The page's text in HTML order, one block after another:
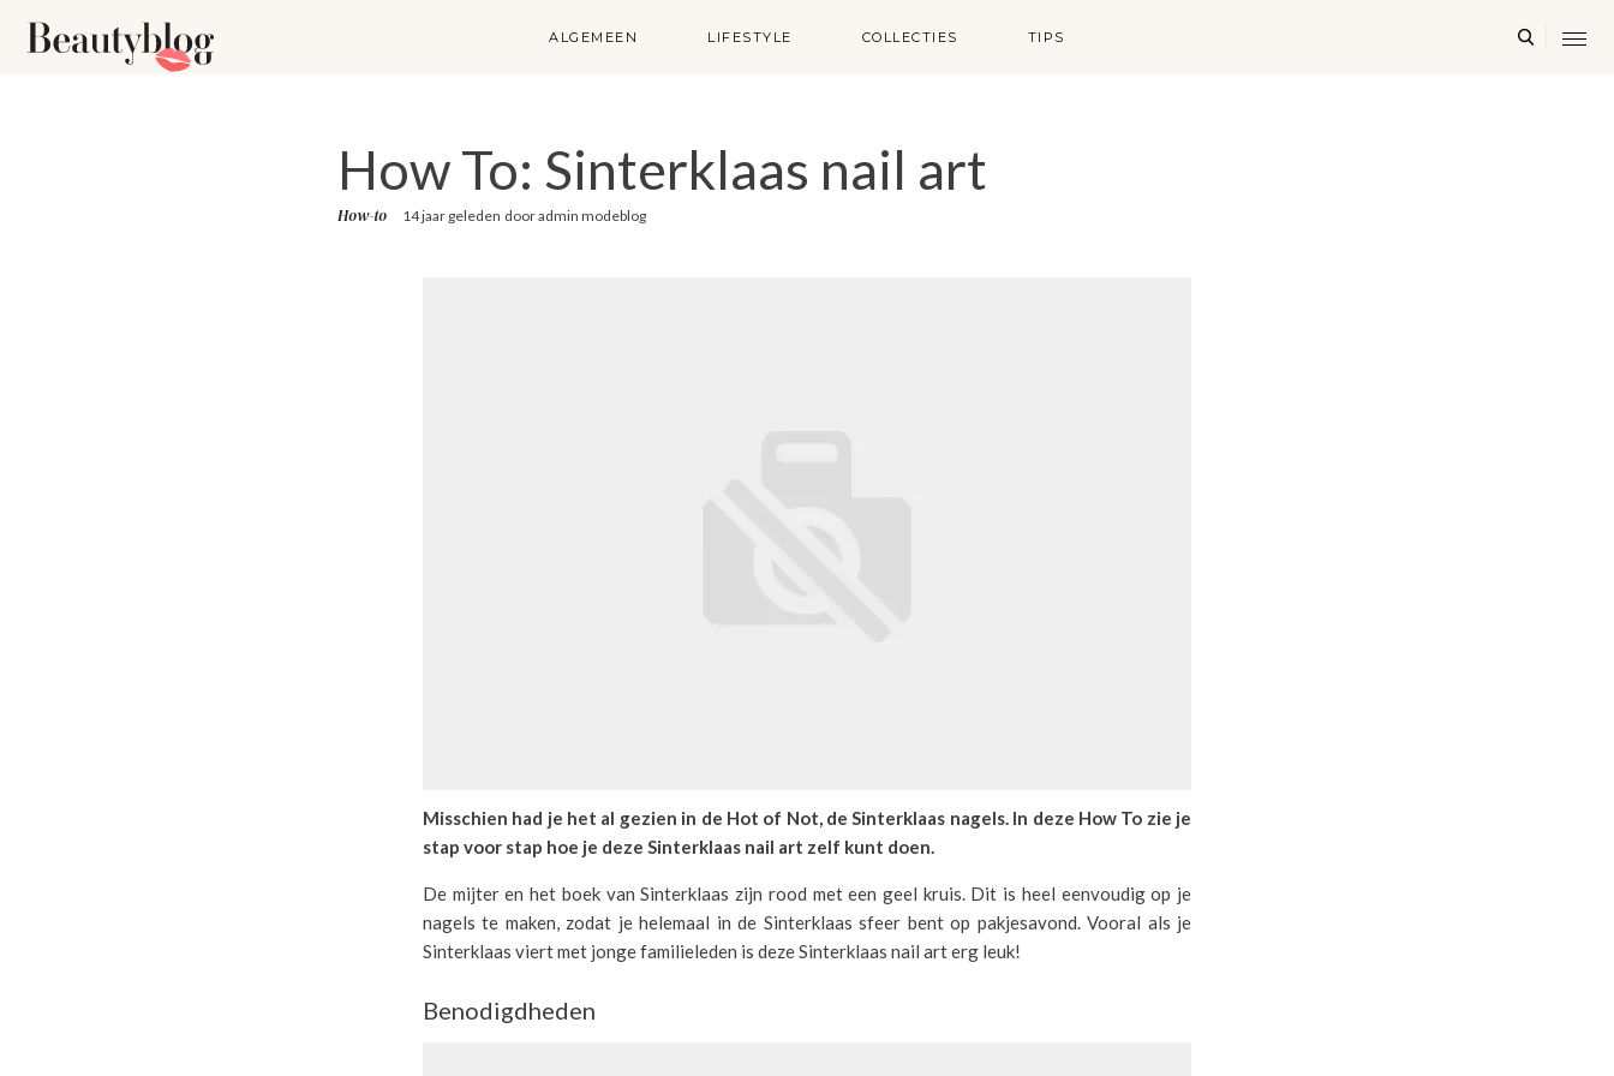
ALGEMEEN LIFESTYLE COLLECTIES TIPS
How To: Sinterklaas nail art
How-to 14 jaar geleden dooradmin modeblog
Misschien had je het al gezien in de Hot of Not, de Sinterklaas nagels. In deze How To zie je
stap voor stap hoe je deze Sinterklaas nail art zelf kunt doen.
De mijter en het boek van Sinterklaas zijn rood met een geel kruis. Dit is heel eenvoudig op je
nagels te maken, zodat je helemaal in de Sinterklaas sfeer bent op pakjesavond. Vooral als je
Sinterklaas viert met jonge familieleden is deze Sinterklaas nail art erg leuk!
Benodigdheden